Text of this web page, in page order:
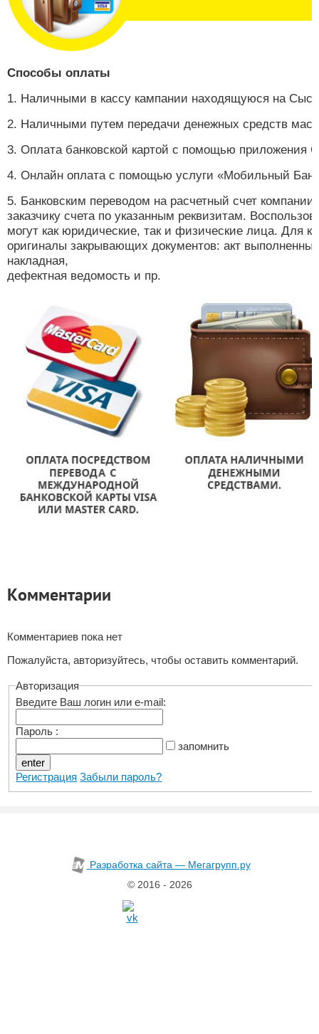
Способы оплаты
1. Наличными в кассу кампании находящуюся на
2. Наличными путем передачи денежных средств
3. Оплата банковской картой с помощью
4. Онлайн оплата с помощью услуги «Мобильный
5. Банковским переводом на расчетный счет
заказчику счета по указанным реквизитам.
могут как юридические, так и физические лица. Для
оригиналы закрывающих документов: акт выполненных
накладная,
дефектная ведомость и пр.
Комментарии
Комментариев пока нет
Пожалуйста, авторизуйтесь, чтобы оставить комментарий.
Авторизация
Введите Ваш логин или e-mail:
Пароль :
запомнить
Регистрация Забыли пароль?
Разработка сайта — Мегагрупп.ру
© 2016 - 2026